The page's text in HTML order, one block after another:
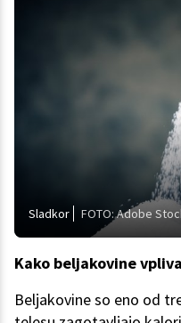
Sladkor FOTO: Adobe
Kako beljakovine
Beljakovine so eno od